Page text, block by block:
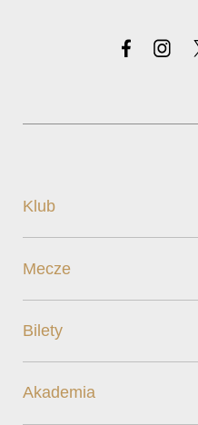
Klub
Mecze
Bilety
Akademia